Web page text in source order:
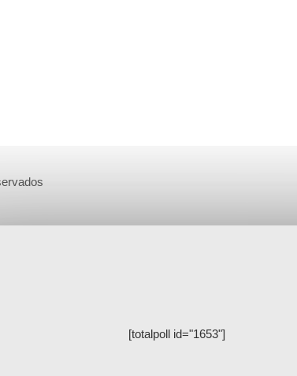
[totalpoll id="1653"]